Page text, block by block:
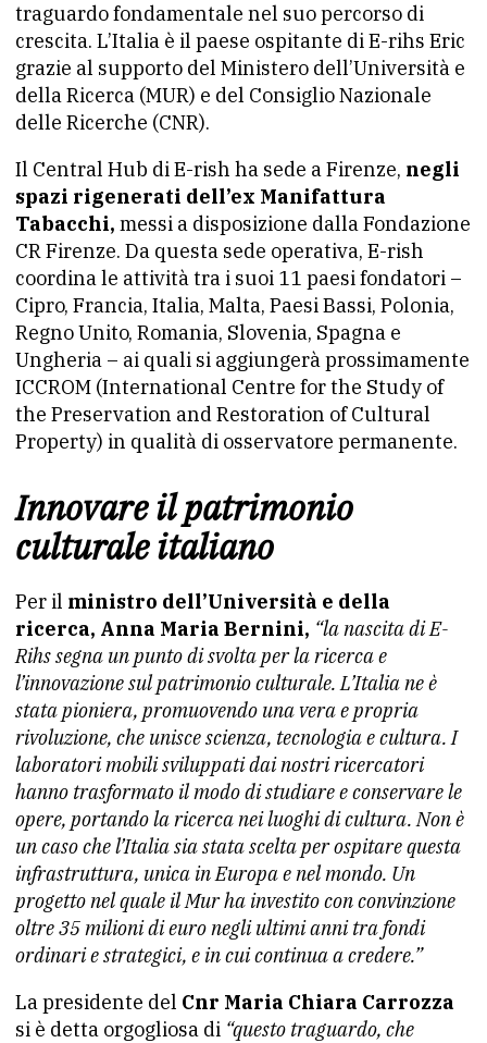
traguardo fondamentale nel suo percorso di
crescita. L’Italia è il paese ospitante di E-rihs Eric
grazie al supporto del Ministero dell’Università e
della Ricerca (MUR) e del Consiglio Nazionale
delle Ricerche (CNR).
Il Central Hub di E-rish ha sede a Firenze, negli
spazi rigenerati dell’ex Manifattura
Tabacchi, messi a disposizione dalla Fondazione
CR Firenze. Da questa sede operativa, E-rish
coordina le attività tra i suoi 11 paesi fondatori –
Cipro, Francia, Italia, Malta, Paesi Bassi, Polonia,
Regno Unito, Romania, Slovenia, Spagna e
Ungheria – ai quali si aggiungerà prossimamente
ICCROM (International Centre for the Study of
the Preservation and Restoration of Cultural
Property) in qualità di osservatore permanente.
Innovare il patrimonio
culturale italiano
Per il ministro dell’Università e della
ricerca, Anna Maria Bernini, “la nascita di E-
Rihs segna un punto di svolta per la ricerca e
l’innovazione sul patrimonio culturale. L’Italia ne è
stata pioniera, promuovendo una vera e propria
rivoluzione, che unisce scienza, tecnologia e cultura. I
laboratori mobili sviluppati dai nostri ricercatori
hanno trasformato il modo di studiare e conservare le
opere, portando la ricerca nei luoghi di cultura. Non è
un caso che l’Italia sia stata scelta per ospitare questa
infrastruttura, unica in Europa e nel mondo. Un
progetto nel quale il Mur ha investito con convinzione
oltre 35 milioni di euro negli ultimi anni tra fondi
ordinari e strategici, e in cui continua a credere.”
La presidente del Cnr Maria Chiara Carrozza
si è detta orgogliosa di “questo traguardo, che